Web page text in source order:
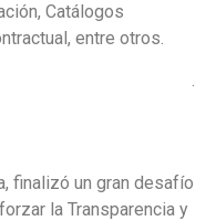
Catálogos
entre otros.
.
finalizó un gran desafío
la Transparencia y